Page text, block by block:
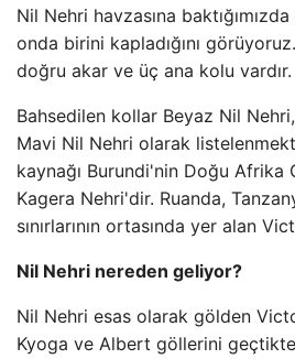
Nil Nehri havzasına
onda birini kapladığını
doğru akar ve üç ana kolu vardır.
Bahsedilen kollar Beyaz Nil
Mavi Nil Nehri olarak
kaynağı Burundi'nin Doğu Afrika
Kagera Nehri'dir. Ruanda,
sınırlarının ortasında yer alan
Nil Nehri nereden geliyor?
Nil Nehri esas olarak gölden
Kyoga ve Albert göllerini